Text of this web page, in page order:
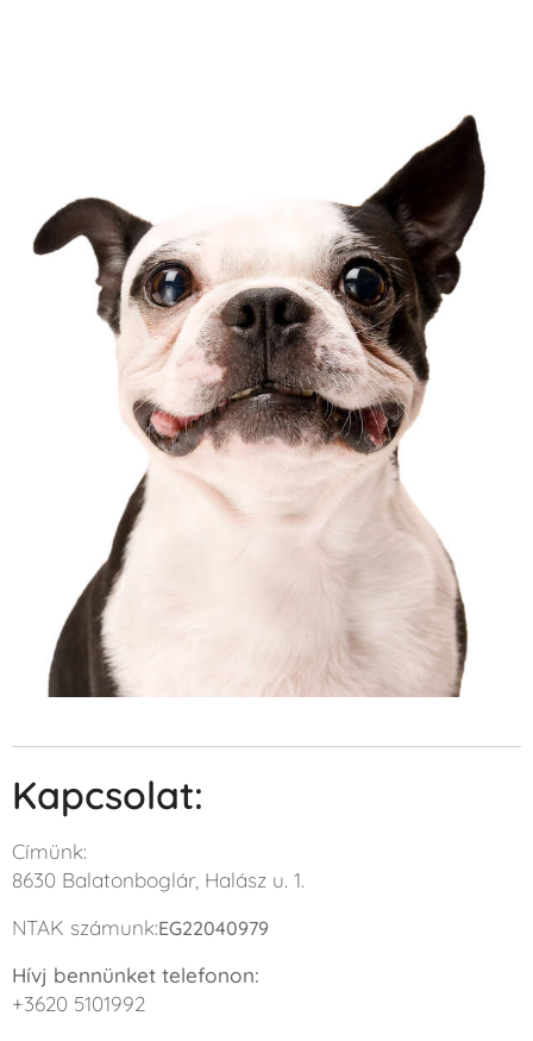
Kapcsolat:
Címünk:
8630 Balatonboglár, Halász u. 1.
NTAK számunk:EG22040979
Hívj bennünket telefonon:
+3620 5101992